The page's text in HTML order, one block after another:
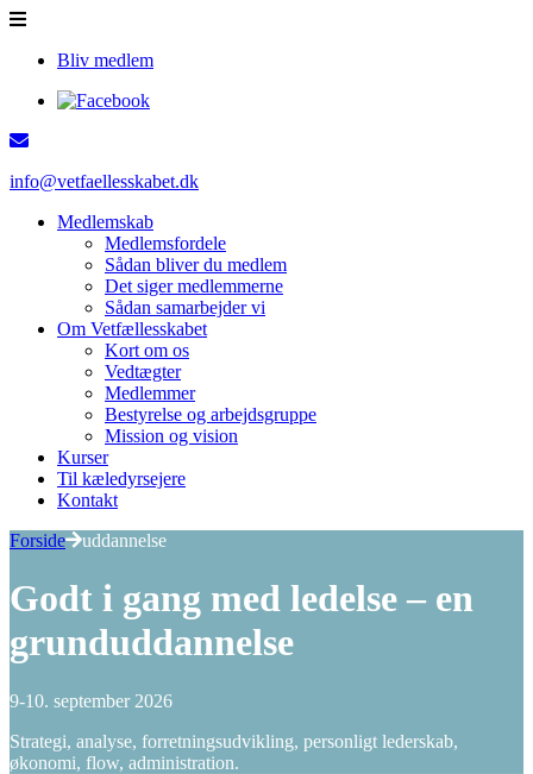
Bliv medlem
info@vetfaellesskabet.dk
Medlemskab
Medlemsfordele
Sådan bliver du medlem
Det siger medlemmerne
Sådan samarbejder vi
Om Vetfællesskabet
Kort om os
Vedtægter
Medlemmer
Bestyrelse og arbejdsgruppe
Mission og vision
Kurser
Til kæledyrsejere
Kontakt
Forside
uddannelse
Godt i gang med ledelse – en
grunduddannelse
9-10. september 2026
Strategi, analyse, forretningsudvikling, personligt lederskab,
økonomi, flow, administration.